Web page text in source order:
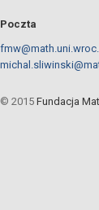
Poczta
© 2015 Fundacja